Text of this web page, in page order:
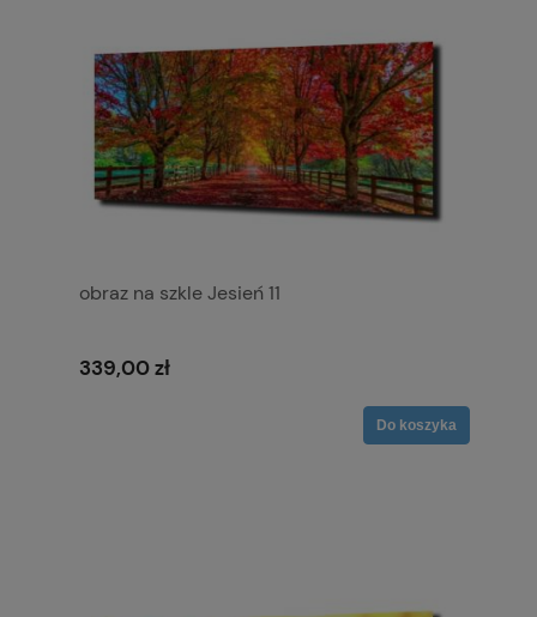
obraz na szkle Jesień 11
339,00 zł
Do koszyka